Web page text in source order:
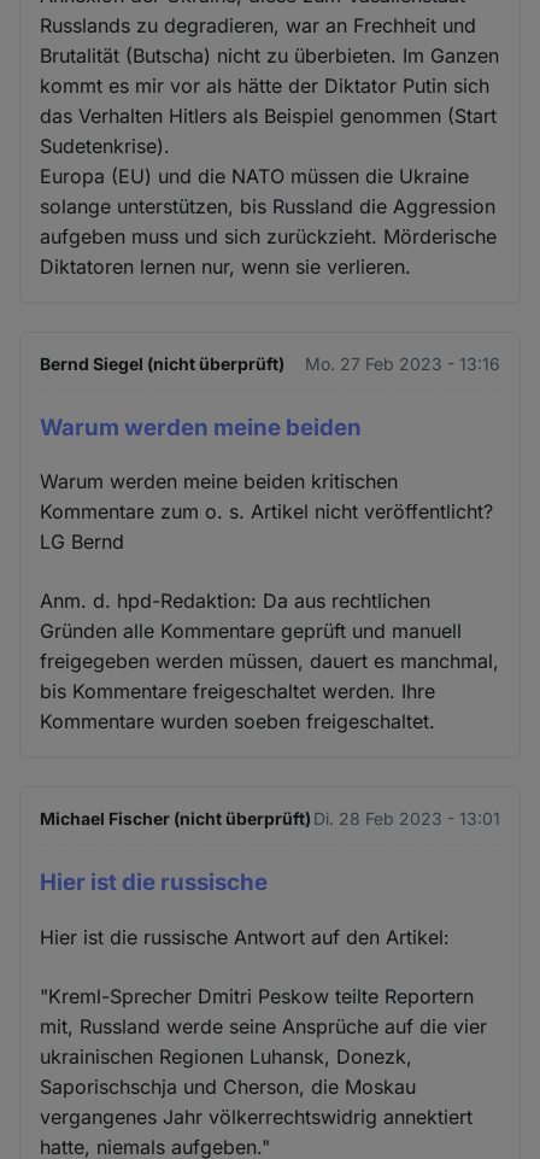
Russlands zu degradieren, war an Frechheit und
Brutalität (Butscha) nicht zu überbieten. Im Ganzen
kommt es mir vor als hätte der Diktator Putin sich
das Verhalten Hitlers als Beispiel genommen (Start
Sudetenkrise).
Europa (EU) und die NATO müssen die Ukraine
solange unterstützen, bis Russland die Aggression
aufgeben muss und sich zurückzieht. Mörderische
Diktatoren lernen nur, wenn sie verlieren.
Bernd Siegel (nicht überprüft) Mo. 27 Feb 2023 - 13:16
Warum werden meine beiden
Warum werden meine beiden kritischen
Kommentare zum o. s. Artikel nicht veröffentlicht?
LG Bernd
Anm. d. hpd-Redaktion: Da aus rechtlichen
Gründen alle Kommentare geprüft und manuell
freigegeben werden müssen, dauert es manchmal,
bis Kommentare freigeschaltet werden. Ihre
Kommentare wurden soeben freigeschaltet.
Michael Fischer (nicht überprüft) Di. 28 Feb 2023 - 13:01
Hier ist die russische
Hier ist die russische Antwort auf den Artikel:
"Kreml-Sprecher Dmitri Peskow teilte Reportern
mit, Russland werde seine Ansprüche auf die vier
ukrainischen Regionen Luhansk, Donezk,
Saporischschja und Cherson, die Moskau
vergangenes Jahr völkerrechtswidrig annektiert
hatte, niemals aufgeben."